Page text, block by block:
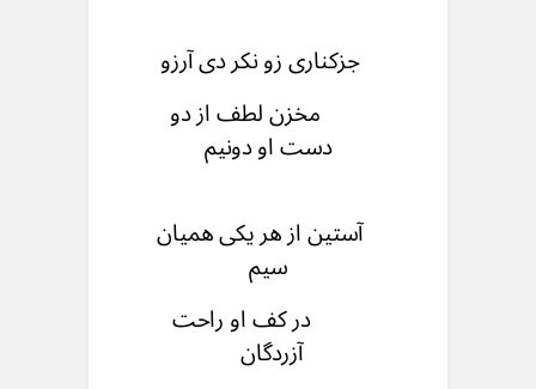
جزکناری زو نکر دی آرزو
مخزن لطف از دو
دست او دونیم
آستین از هر یکی همیان
سیم
در کف او راحت
آزردگان